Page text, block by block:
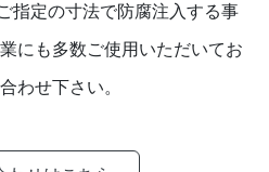
指定の寸法で防腐注入する事
にも多数ご使用いただいてお
わせ下さい。